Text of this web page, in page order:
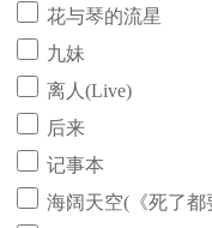
花与琴的流星
九妹
离人(Live)
后来
记事本
海阔天空(《死了